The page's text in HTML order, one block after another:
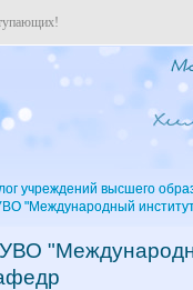
учреждений высшего
"Международный